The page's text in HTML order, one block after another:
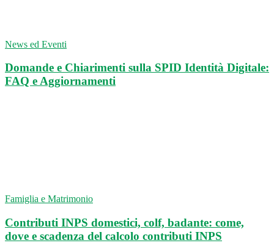
News ed Eventi
Domande e Chiarimenti sulla SPID Identità Digitale:
FAQ e Aggiornamenti
Famiglia e Matrimonio
Contributi INPS domestici, colf, badante: come,
dove e scadenza del calcolo contributi INPS